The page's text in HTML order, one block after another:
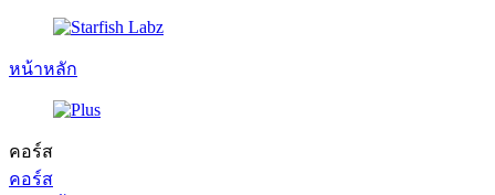
หน้าหลัก
คอร์ส
คอร์ส